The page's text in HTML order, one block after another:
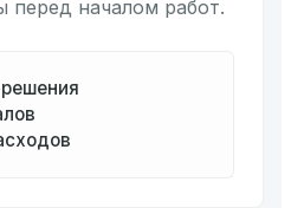
перед началом работ.